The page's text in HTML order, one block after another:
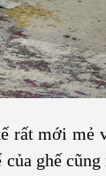
rất mới mẻ
ghế cũng